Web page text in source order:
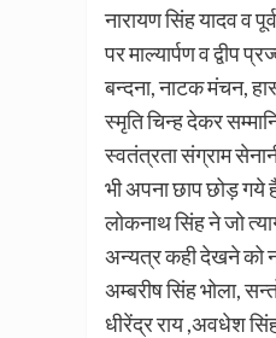
नारायण सिंह यादव व
पर माल्यार्पण व द्वीप
बन्दना, नाटक मंचन,
स्मृति चिन्ह देकर
स्वतंत्रता संग्राम
भी अपना छाप छोड़
लोकनाथ सिंह ने जो
अन्यत्र कही देखने को
अम्बरीष सिंह भोला,
धीरेंद्र राय ,अवधेश